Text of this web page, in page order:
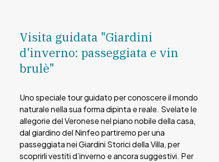
Visita guidata "Giardini
d'inverno: passeggiata e vin
brulè"
Uno speciale tour guidato per conoscere il mondo
naturale nella sua forma dipinta e reale. Svelate le
allegorie del Veronese nel piano nobile della casa,
dal giardino del Ninfeo partiremo per una
passeggiata nei Giardini Storici della Villa, per
scoprirli vestiti d’inverno e ancora suggestivi. Per